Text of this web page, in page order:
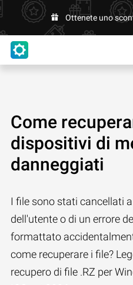
Ottenete uno
Come
dispositivi di
danneggiati
I file sono stati cancellati
dell'utente o di un errore
formattato
come recuperare i file?
recupero di file .RZ per